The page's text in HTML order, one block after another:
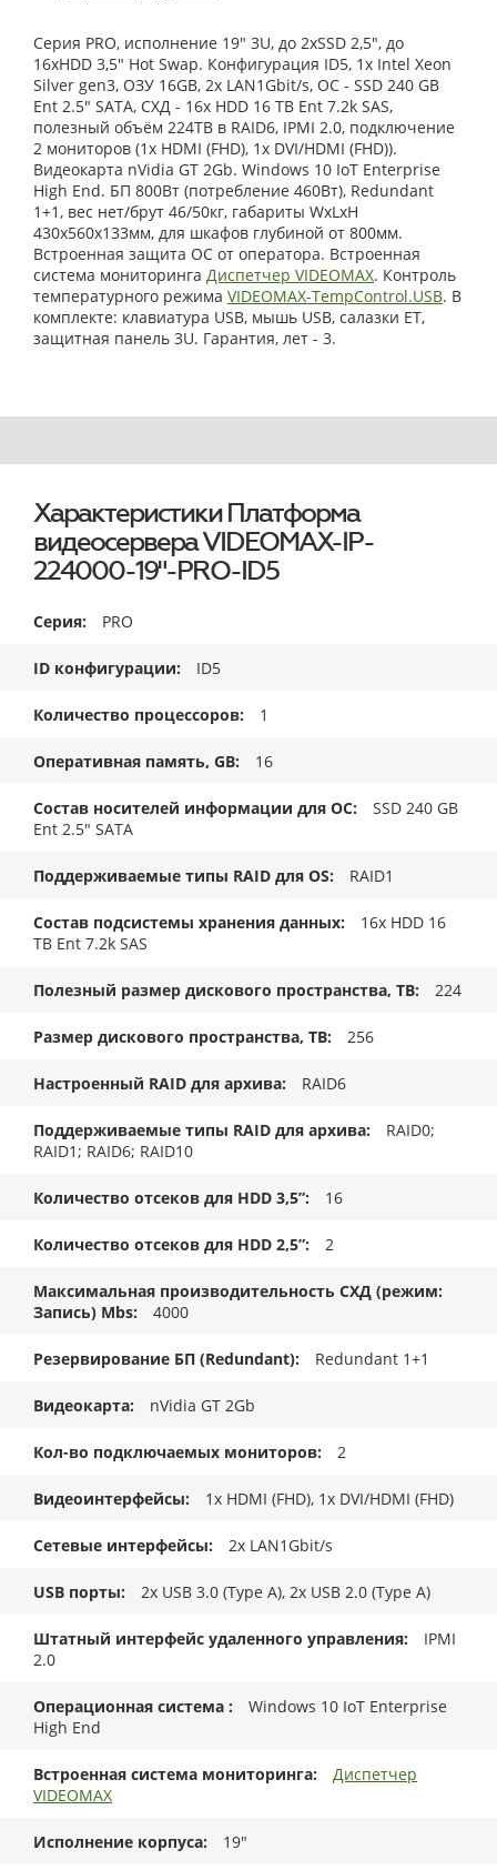
Серия PRO, исполнение 19" 3U, до 2xSSD 2,5", до
16xHDD 3,5" Hot Swap. Конфигурация ID5, 1x Intel Xeon
Silver gen3, ОЗУ 16GB, 2x LAN1Gbit/s, OС - SSD 240 GB
Ent 2.5" SATA, СХД - 16x HDD 16 TB Ent 7.2k SAS,
полезный объём 224TB в RAID6, IPMI 2.0, подключение
2 мониторов (1x HDMI (FHD), 1x DVI/HDMI (FHD)).
Видеокарта nVidia GT 2Gb. Windows 10 IoT Enterprise
High End. БП 800Вт (потребление 460Вт), Redundant
1+1, вес нет/брут 46/50кг, габариты WxLxH
430x560x133мм, для шкафов глубиной от 800мм.
Встроенная защита ОС от оператора. Встроенная
система мониторинга Диспетчер VIDEOMAX. Контроль
температурного режима VIDEOMAX-TempControl.USB. В
комплекте: клавиатура USB, мышь USB, салазки ET,
защитная панель 3U. Гарантия, лет - 3.
Характеристики Платформа
видеосервера VIDEOMAX-IP-
224000-19"-PRO-ID5
Серия PRO
ID конфигурации ID5
Количество процессоров 1
Оперативная память, GB 16
Состав носителей информации для ОС
SSD 240 GB
Ent 2.5" SATA
Поддерживаемые типы RAID для OS RAID1
Состав подсистемы хранения данных
16x HDD 16
TB Ent 7.2k SAS
Полезный размер дискового пространства, TB 224
Размер дискового пространства, ТB 256
Настроенный RAID для архива RAID6
Поддерживаемые типы RAID для архива
RAID0;
RAID1; RAID6; RAID10
Количество отсеков для HDD 3,5” 16
Количество отсеков для HDD 2,5” 2
Максимальная производительность СХД (режим:
Запись) Mbs
4000
Резервирование БП (Redundant) Redundant 1+1
Видеокарта nVidia GT 2Gb
Кол-во подключаемых мониторов 2
Видеоинтерфейсы 1x HDMI (FHD), 1x DVI/HDMI (FHD)
Сетевые интерфейсы 2x LAN1Gbit/s
USB порты 2x USB 3.0 (Type A), 2x USB 2.0 (Type A)
Штатный интерфейс удаленного управления
IPMI
2.0
Операционная система
Windows 10 IoT Enterprise
High End
Встроенная система мониторинга
Диспетчер
VIDEOMAX
Исполнение корпуса 19"